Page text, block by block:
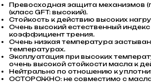
Превосходная защита механизмов
(класс GFT: высокий).
Стойкость к действию высоких
Очень высокий естественный
коэффициент трения.
Очень низкая температура
температурах.
Эксплуатация при высоких
очень высокой стойкости масла к
Нейтрально по отношению к
ОСТОРОЖНО: не совместимо с